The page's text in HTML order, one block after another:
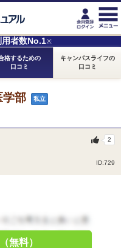
用者数No.1※
格するための
口コミ
キャンパスライフの
口コミ
学部 私立
ID:729
2
無料）